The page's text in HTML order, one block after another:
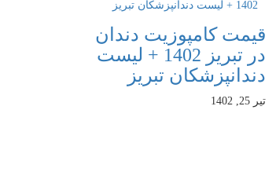
مراقبت از لمینت سرامیکی
- لیست دندانپزشکان تبریز
این مورد را ارزیابی کنید
قیمت کامپوزیت دندان
در تبریز 1402 + لیست
دندانپزشکان تبریز
تیر 25, 1402